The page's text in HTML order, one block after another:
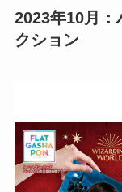
2023年10月：
クション